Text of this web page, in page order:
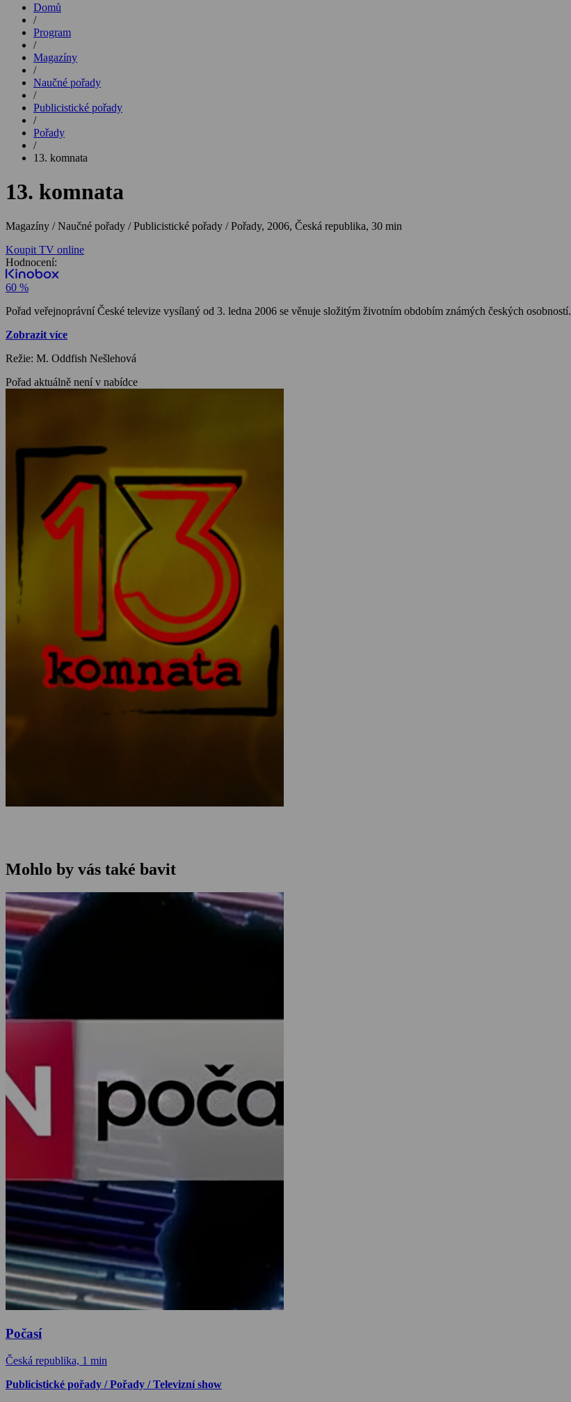
Domů
/
Program
/
Magazíny
/
Naučné pořady
/
Publicistické pořady
/
Pořady
/
13. komnata
13. komnata
Magazíny / Naučné pořady / Publicistické pořady / Pořady, 2006, Česká republika, 30 min
Koupit TV online
Hodnocení:
60 %
Pořad veřejnoprávní České televize vysílaný od 3. ledna 2006 se věnuje složitým životním obdobím známých českých osobností.
Zobrazit více
Režie: M. Oddfish Nešlehová
Pořad aktuálně není v nabídce
Mohlo by vás také bavit
Počasí
Česká republika, 1 min
Publicistické pořady / Pořady / Televizní show